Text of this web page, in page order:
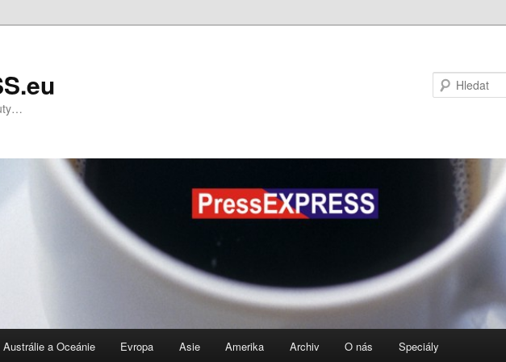
Austrálie a Oceánie Evropa Asie Amerika Archiv O nás Speciály